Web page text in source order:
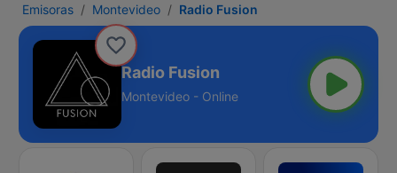
Emisoras Montevideo Radio Fusion
Radio Fusion
Montevideo - Online